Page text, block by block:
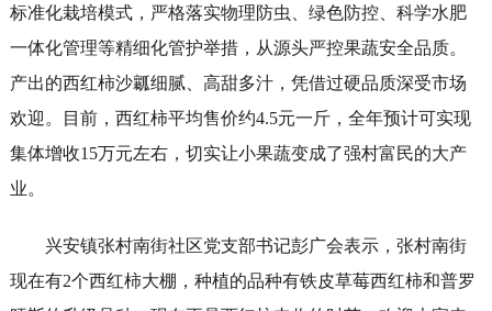
标准化栽培模式，严格落实物理防虫、绿色防控、科学水肥
一体化管理等精细化管护举措，从源头严控果蔬安全品质。
产出的西红柿沙瓤细腻、高甜多汁，凭借过硬品质深受市场
欢迎。目前，西红柿平均售价约4.5元一斤，全年预计可实现
集体增收15万元左右，切实让小果蔬变成了强村富民的大产
业。
兴安镇张村南街社区党支部书记彭广会表示，张村南街
现在有2个西红柿大棚，种植的品种有铁皮草莓西红柿和普罗